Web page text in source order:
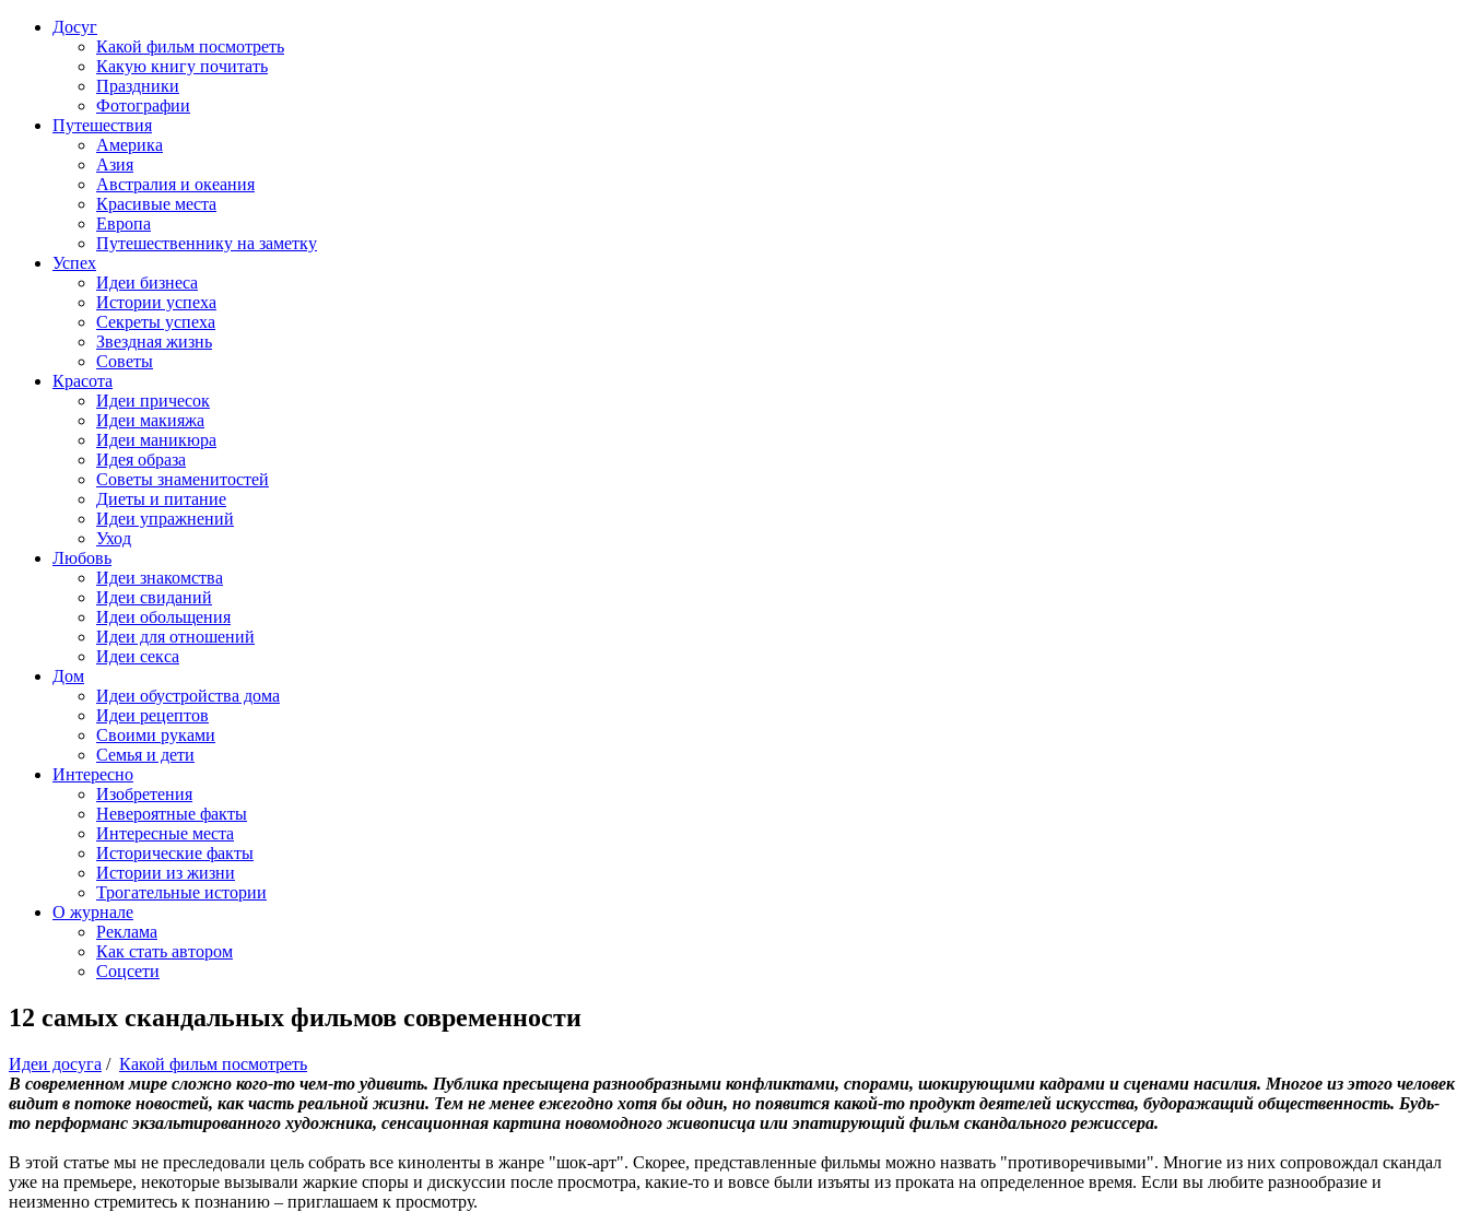
Досуг
Какой фильм посмотреть
Какую книгу почитать
Праздники
Фотографии
Путешествия
Америка
Азия
Австралия и океания
Красивые места
Европа
Путешественнику на заметку
Успех
Идеи бизнеса
Истории успеха
Секреты успеха
Звездная жизнь
Советы
Красота
Идеи причесок
Идеи макияжа
Идеи маникюра
Идея образа
Советы знаменитостей
Диеты и питание
Идеи упражнений
Уход
Любовь
Идеи знакомства
Идеи свиданий
Идеи обольщения
Идеи для отношений
Идеи секса
Дом
Идеи обустройства дома
Идеи рецептов
Своими руками
Семья и дети
Интересно
Изобретения
Невероятные факты
Интересные места
Исторические факты
Истории из жизни
Трогательные истории
О журнале
Реклама
Как стать автором
Соцсети
12 самых скандальных фильмов современности
Идеи досуга / Какой фильм посмотреть
В современном мире сложно кого-то чем-то удивить. Публика пресыщена разнообразными конфликтами, спорами, шокирующими кадрами и сценами насилия. Многое из этого человек
видит в потоке новостей, как часть реальной жизни. Тем не менее ежегодно хотя бы один, но появится какой-то продукт деятелей искусства, будоражащий общественность. Будь-
то перформанс экзальтированного художника, сенсационная картина новомодного живописца или эпатирующий фильм скандального режиссера.
В этой статье мы не преследовали цель собрать все киноленты в жанре "шок-арт". Скорее, представленные фильмы можно назвать "противоречивыми". Многие из них сопровождал скандал
уже на премьере, некоторые вызывали жаркие споры и дискуссии после просмотра, какие-то и вовсе были изъяты из проката на определенное время. Если вы любите разнообразие и
неизменно стремитесь к познанию – приглашаем к просмотру.